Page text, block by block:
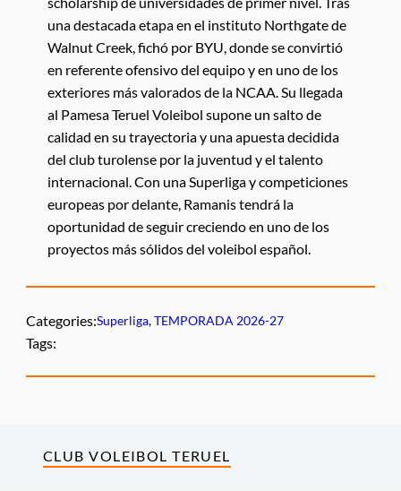
una destacada etapa en el instituto Northgate de
Walnut Creek, fichó por BYU, donde se convirtió
en referente ofensivo del equipo y en uno de los
exteriores más valorados de la NCAA. Su llegada
al Pamesa Teruel Voleibol supone un salto de
calidad en su trayectoria y una apuesta decidida
del club turolense por la juventud y el talento
internacional. Con una Superliga y competiciones
europeas por delante, Ramanis tendrá la
oportunidad de seguir creciendo en uno de los
proyectos más sólidos del voleibol español.
Categories:Superliga, TEMPORADA 2026-27
Tags:
CLUB VOLEIBOL TERUEL